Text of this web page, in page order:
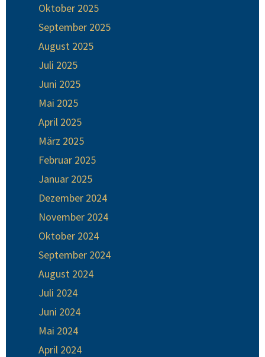
Oktober 2025
September 2025
August 2025
Juli 2025
Juni 2025
Mai 2025
April 2025
März 2025
Februar 2025
Januar 2025
Dezember 2024
November 2024
Oktober 2024
September 2024
August 2024
Juli 2024
Juni 2024
Mai 2024
April 2024